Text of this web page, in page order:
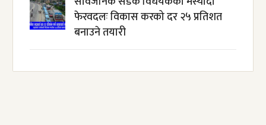
फेरवदलः विकास करको दर २५ प्रतिशत
बनाउने तयारी
अबैध सामान बरामद: `घरवेटीको नाम